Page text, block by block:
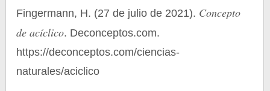
Fingermann, H. (27 de julio de 2021). Concepto
de acíclico. Deconceptos.com.
https://deconceptos.com/ciencias-
naturales/aciclico